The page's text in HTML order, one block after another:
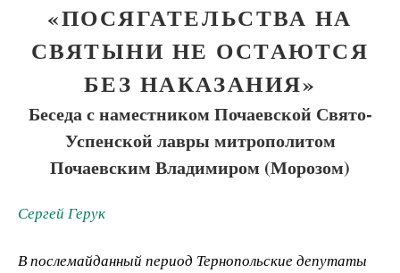
«ПОСЯГАТЕЛЬСТВА НА
СВЯТЫНИ НЕ ОСТАЮТСЯ
БЕЗ НАКАЗАНИЯ»
Беседа с наместником Почаевской Свято-
Успенской лавры митрополитом
Почаевским Владимиром (Морозом)
Сергей Герук
В послемайданный период Тернопольские депутаты